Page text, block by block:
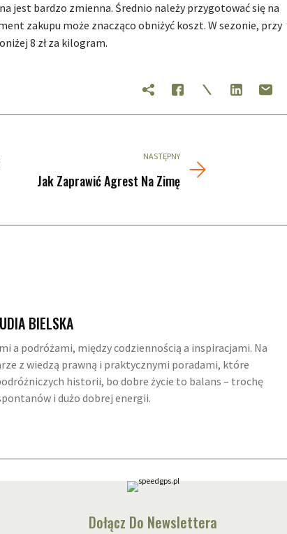
jest bardzo zmienna. Średnio należy przygotować się na
zakupu może znacząco obniżyć koszt. W sezonie, przy
8 zł za kilogram.
NASTĘPNY
Jak Zaprawić Agrest Na Zimę
BIELSKA
a podróżami, między codziennością a inspiracjami. Na
z wiedzą prawną i praktycznymi poradami, które
historii, bo dobre życie to balans – trochę
i dużo dobrej energii.
Dołącz Do Newslettera